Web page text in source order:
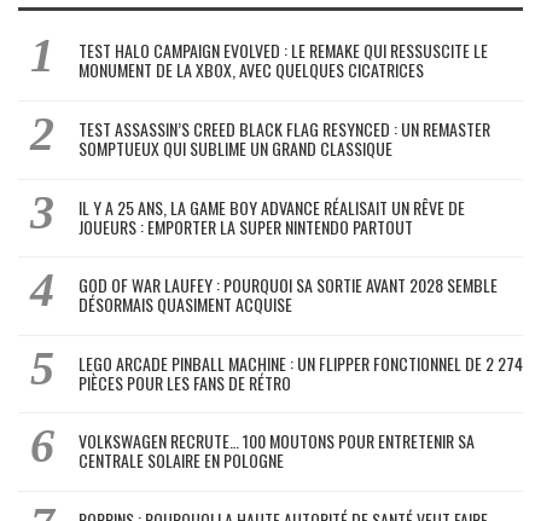
TEST HALO CAMPAIGN EVOLVED : LE REMAKE QUI RESSUSCITE LE
MONUMENT DE LA XBOX, AVEC QUELQUES CICATRICES
TEST ASSASSIN’S CREED BLACK FLAG RESYNCED : UN REMASTER
SOMPTUEUX QUI SUBLIME UN GRAND CLASSIQUE
IL Y A 25 ANS, LA GAME BOY ADVANCE RÉALISAIT UN RÊVE DE
JOUEURS : EMPORTER LA SUPER NINTENDO PARTOUT
GOD OF WAR LAUFEY : POURQUOI SA SORTIE AVANT 2028 SEMBLE
DÉSORMAIS QUASIMENT ACQUISE
LEGO ARCADE PINBALL MACHINE : UN FLIPPER FONCTIONNEL DE 2 274
PIÈCES POUR LES FANS DE RÉTRO
VOLKSWAGEN RECRUTE… 100 MOUTONS POUR ENTRETENIR SA
CENTRALE SOLAIRE EN POLOGNE